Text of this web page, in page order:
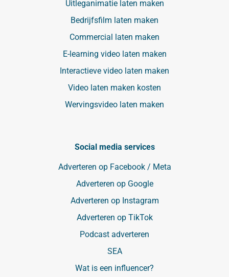
Uitleganimatie laten maken
Bedrijfsfilm laten maken
Commercial laten maken
E-learning video laten maken
Interactieve video laten maken
Video laten maken kosten
Wervingsvideo laten maken
Social media services
Adverteren op Facebook / Meta
Adverteren op Google
Adverteren op Instagram
Adverteren op TikTok
Podcast adverteren
SEA
Wat is een influencer?